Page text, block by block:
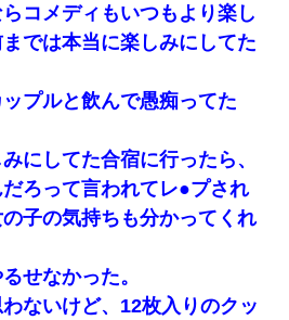
コメディもいつもより楽し
では本当に楽しみにしてた
プルと飲んで愚痴ってた
にしてた合宿に行ったら、
ろって言われてレ●プされ
子の気持ちも分かってくれ
せなかった。
わないけど、12枚入りのクッ